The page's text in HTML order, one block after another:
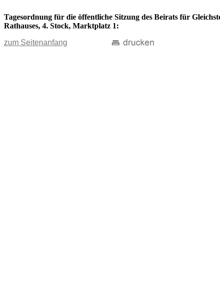
Tagesordnung für die öffentliche Sitzung des Beirats für
Rathauses, 4. Stock, Marktplatz 1:
zum Seitenanfang